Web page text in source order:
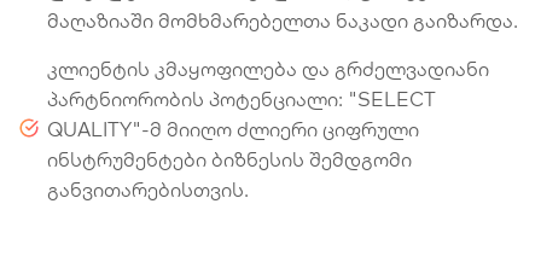
მაღაზიაში მომხმარებელთა ნაკადი გაიზარდა.
კლიენტის კმაყოფილება და გრძელვადიანი
პარტნიორობის პოტენციალი: "SELECT
QUALITY"-მ მიიღო ძლიერი ციფრული
ინსტრუმენტები ბიზნესის შემდგომი
განვითარებისთვის.